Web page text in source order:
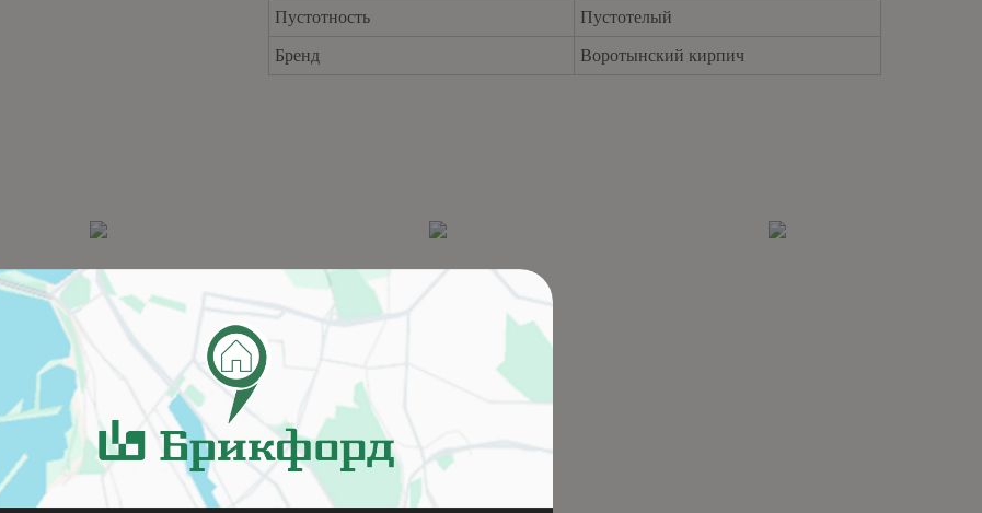
Пустотность Пустотелый
Бренд Воротынский кирпич